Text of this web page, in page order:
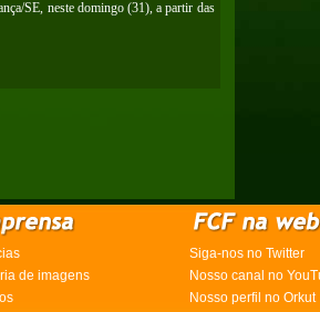
SE, neste domingo (31), a partir das
Siga-nos no Twitter
de imagens
Nosso canal no
Nosso perfil no Orkut